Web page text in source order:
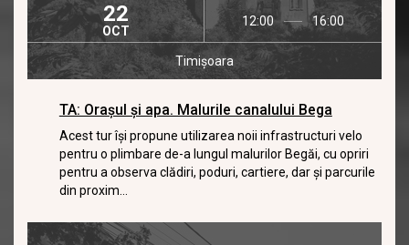
22
OCT
12:00 16:00
Timișoara
TA: Orașul și apa. Malurile canalului Bega
Acest tur îşi propune utilizarea noii infrastructuri velo
pentru o plimbare de-a lungul malurilor Begăi, cu opriri
pentru a observa clădiri, poduri, cartiere, dar şi parcurile
din proxim...